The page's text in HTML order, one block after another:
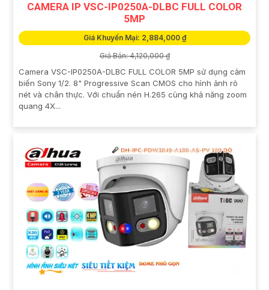
CAMERA IP VSC-IP0250A-DLBC FULL COLOR
5MP
Giá Khuyến Mại: 2,884,000 ₫
Giá Bán: 4,120,000 ₫
Camera VSC-IP0250A-DLBC FULL COLOR 5MP sử dụng cảm
biến Sony 1/2. 8" Progressive Scan CMOS cho hình ảnh rõ
nét và chân thực. Với chuẩn nén H.265 cùng khả năng zoom
quang 4X...